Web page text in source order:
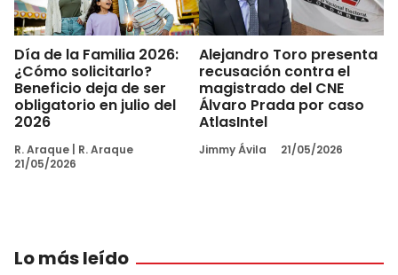
Día de la Familia 2026:
¿Cómo solicitarlo?
Beneficio deja de ser
obligatorio en julio del
2026
R. Araque
R. Araque
21/05/2026
Alejandro Toro presenta
recusación contra el
magistrado del CNE
Álvaro Prada por caso
AtlasIntel
Jimmy Ávila 21/05/2026
Lo más leído